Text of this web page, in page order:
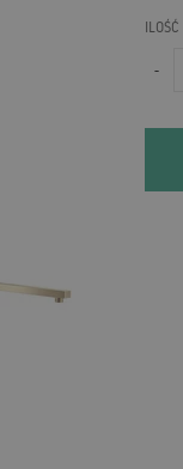
ILOŚĆ
-